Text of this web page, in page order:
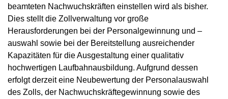
beamteten Nachwuchskräften einstellen wird als bisher.
Dies stellt die Zollverwaltung vor große
Herausforderungen bei der Personalgewinnung und –
auswahl sowie bei der Bereitstellung ausreichender
Kapazitäten für die Ausgestaltung einer qualitativ
hochwertigen Laufbahnausbildung. Aufgrund dessen
erfolgt derzeit eine Neubewertung der Personalauswahl
des Zolls, der Nachwuchskräftegewinnung sowie des